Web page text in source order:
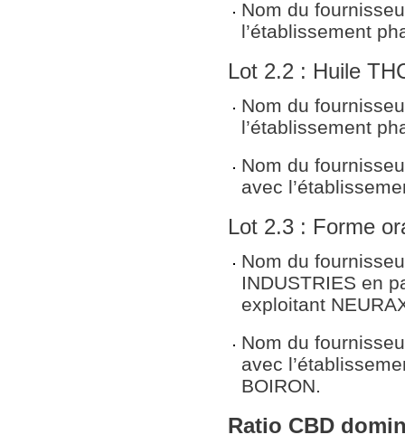
Nom du
l’établissement
Lot 2.2 : Huile
Nom du
l’établissement
Nom du
avec
Lot 2.3 : Forme
Nom du
INDUSTRIES en
exploitant
Nom du
avec
BOIRON.
Ratio CBD